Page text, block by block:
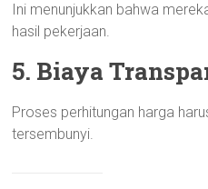
Ini menunjukkan bahwa
hasil pekerjaan.
5. Biaya
Proses perhitungan harga
tersembunyi.